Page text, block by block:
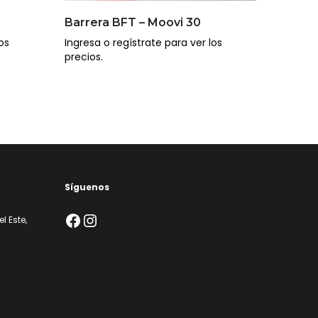
Barrera BFT – Moovi 30
Ingresa o regístrate para ver los
precios.
Este,
Síguenos
Facebook
Instagram